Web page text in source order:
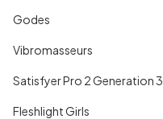
Godes
Vibromasseurs
Satisfyer Pro 2 Generation 3
Fleshlight Girls